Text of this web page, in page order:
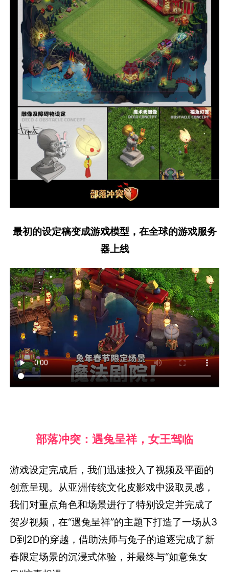
最初的设定稿变成游戏模型，在全球的游戏服务
器上线
部落冲突：遇兔呈祥，女王驾临
游戏设定完成后，我们迅速投入了视频及平面的
创意呈现。从亚洲传统文化皮影戏中汲取灵感，
我们对重点角色和场景进行了特别设定并完成了
贺岁视频，在“遇兔呈祥”的主题下打造了一场从3
D到2D的穿越，借助法师与兔子的追逐完成了新
春限定场景的沉浸式体验，并最终与“如意兔女